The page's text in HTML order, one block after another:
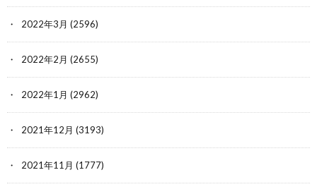
2022年3月 (2596)
2022年2月 (2655)
2022年1月 (2962)
2021年12月 (3193)
2021年11月 (1777)